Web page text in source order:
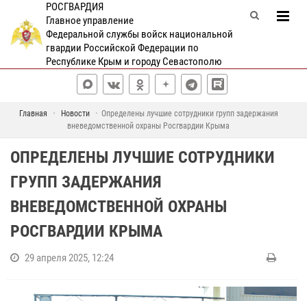
РОСГВАРДИЯ
Главное управление
Федеральной службы войск национальной
гвардии Российской Федерации по
Республике Крым и городу Севастополю
Главная Новости
Определены лучшие сотрудники групп задержания
вневедомственной охраны Росгвардии Крыма
ОПРЕДЕЛЕНЫ ЛУЧШИЕ СОТРУДНИКИ
ГРУПП ЗАДЕРЖАНИЯ
ВНЕВЕДОМСТВЕННОЙ ОХРАНЫ
РОСГВАРДИИ КРЫМА
29 апреля 2025, 12:24